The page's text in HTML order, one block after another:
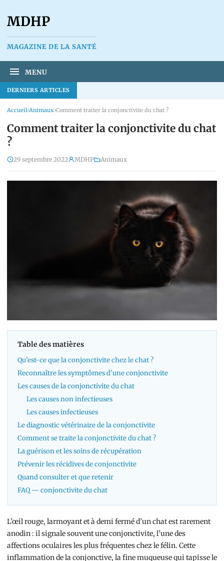
MDHP
MAGAZINE DE LA SANTÉ
MENU
DERNIERS ARTICLES
Accueil›Animaux›Comment traiter la conjonctivite du chat ?
Comment traiter la conjonctivite du chat
?
29 septembre 2022 MDHP Animaux
Table des matières
Qu’est-ce que la conjonctivite chez le chat ?
Reconnaître les symptômes d’une conjonctivite
Les causes de la conjonctivite du chat
Les causes non infectieuses
Les causes infectieuses
Le diagnostic vétérinaire de la conjonctivite
Comment se traite la conjonctivite du chat ?
La guérison et les soins de récupération
Prévenir les récidives de conjonctivite
Quand consulter et que retenir
FAQ — conjonctivite du chat
L’œil rouge, larmoyant et à demi fermé d’un chat est rarement
anodin : il signale souvent une conjonctivite, l’une des
affections oculaires les plus fréquentes chez le félin. Cette
inflammation de la conjonctive, la fine muqueuse qui tapisse le